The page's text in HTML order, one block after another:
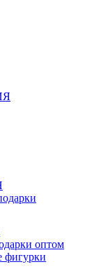
оптом
фигурки